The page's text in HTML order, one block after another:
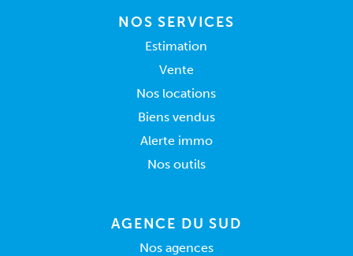
NOS SERVICES
Estimation
Vente
Nos locations
Biens vendus
Alerte immo
Nos outils
AGENCE DU SUD
Nos agences